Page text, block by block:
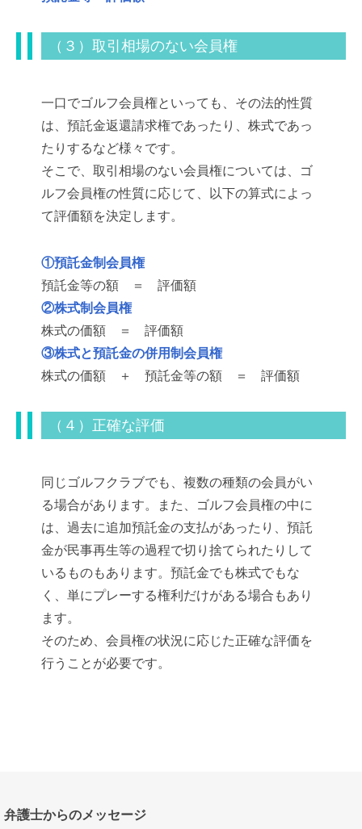
（３）取引相場のない会員権
一口でゴルフ会員権といっても、その法的性質
は、預託金返還請求権であったり、株式であっ
たりするなど様々です。
そこで、取引相場のない会員権については、ゴ
ルフ会員権の性質に応じて、以下の算式によっ
て評価額を決定します。
①預託金制会員権
預託金等の額 ＝ 評価額
②株式制会員権
株式の価額 ＝ 評価額
③株式と預託金の併用制会員権
株式の価額 ＋ 預託金等の額 ＝ 評価額
（４）正確な評価
同じゴルフクラブでも、複数の種類の会員がい
る場合があります。また、ゴルフ会員権の中に
は、過去に追加預託金の支払があったり、預託
金が民事再生等の過程で切り捨てられたりして
いるものもあります。預託金でも株式でもな
く、単にプレーする権利だけがある場合もあり
ます。
そのため、会員権の状況に応じた正確な評価を
行うことが必要です。
弁護士からのメッセージ